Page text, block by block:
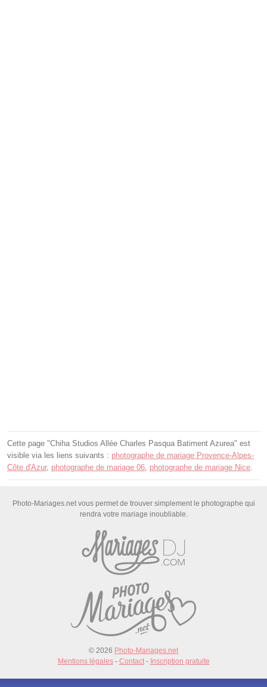
Cette page "Chiha Studios Allée Charles Pasqua Batiment Azurea" est
visible via les liens suivants : photographe de mariage Provence-Alpes-
Côte d'Azur, photographe de mariage 06, photographe de mariage Nice.
Photo-Mariages.net vous permet de trouver simplement le photographe qui
rendra votre mariage inoubliable.
© 2026 Photo-Mariages.net
Mentions légales- Contact- Inscription gratuite